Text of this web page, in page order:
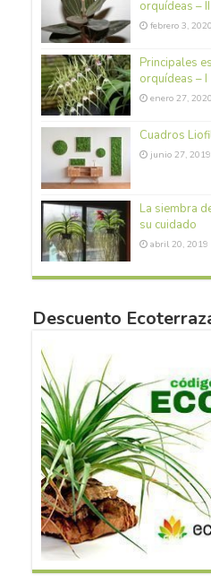
orquídeas – II
febrero 3, 2020
Principales
orquídeas – I
enero 27, 2020
Cuadros
junio 27, 2019
La siembra
su cuidado
abril 20, 2019
Descuento